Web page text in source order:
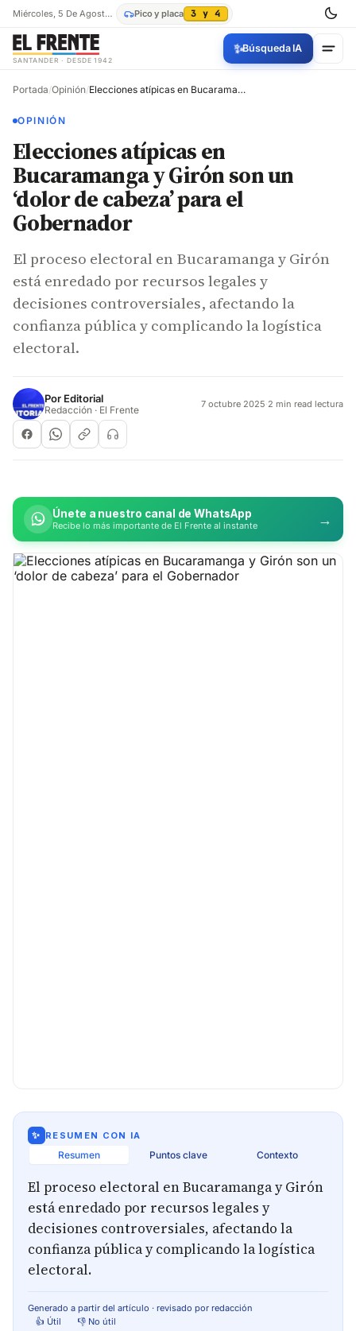
Miércoles, 5 De Agosto De 2026 Pico y placa 3 y 4
SANTANDER · DESDE 1942
✨Búsqueda IA
Portada/Opinión/ Elecciones atípicas en Bucaramanga y Girón son un ‘dolor de cabeza’ para el Gobernador
OPINIÓN
Elecciones atípicas en
Bucaramanga y Girón son un
‘dolor de cabeza’ para el
Gobernador
El proceso electoral en Bucaramanga y Girón
está enredado por recursos legales y
decisiones controversiales, afectando la
confianza pública y complicando la logística
electoral.
Por Editorial
Redacción · El Frente 7 octubre 2025·2 min read lectura
Únete a nuestro canal de WhatsApp
Recibe lo más importante de El Frente al instante →
✨ RESUMEN CON IA
Resumen Puntos clave Contexto
El proceso electoral en Bucaramanga y Girón
está enredado por recursos legales y
decisiones controversiales, afectando la
confianza pública y complicando la logística
electoral.
Generado a partir del artículo · revisado por redacción
👍 Útil
👎 No útil